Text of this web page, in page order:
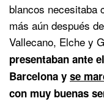
blancos necesitaba
más aún después
Vallecano, Elche y
presentaban ante
Barcelona y se
con muy buenas